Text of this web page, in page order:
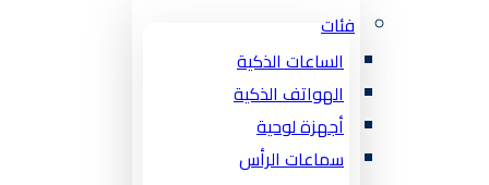
فئات
الساعات الذكية
الهواتف الذكية
أجهزة لوحية
سماعات الرأس